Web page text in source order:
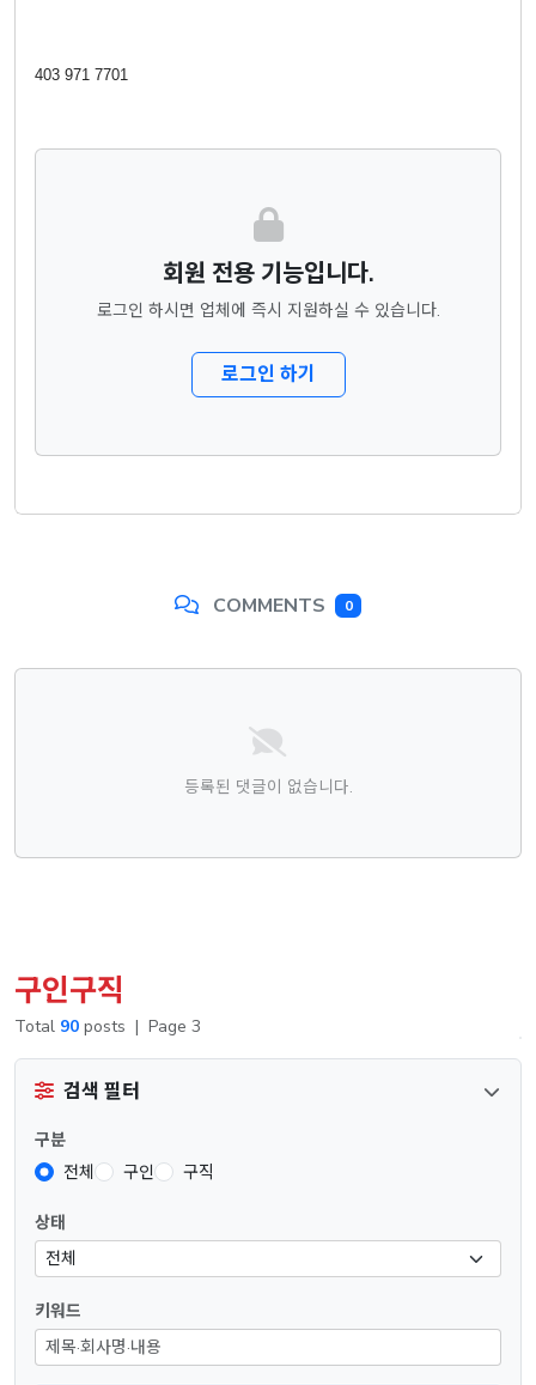
403 971 7701
회원 전용 기능입니다.
로그인 하시면 업체에 즉시 지원하실 수 있습니다.
로그인 하기
COMMENTS 0
댓글목록
등록된 댓글이 없습니다.
구인구직
Total 90 posts | Page 3
검색 필터
구분
전체
구인 구직
상태
키워드